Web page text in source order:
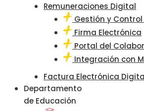
Remuneraciones Digital
Gestión y
Firma Electrónica
Portal del
Integración con
Factura Electrónica
Departamento
de Educación